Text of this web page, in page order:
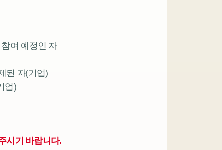
여 예정인 자
된 자(기업)
업)
시기 바랍니다.